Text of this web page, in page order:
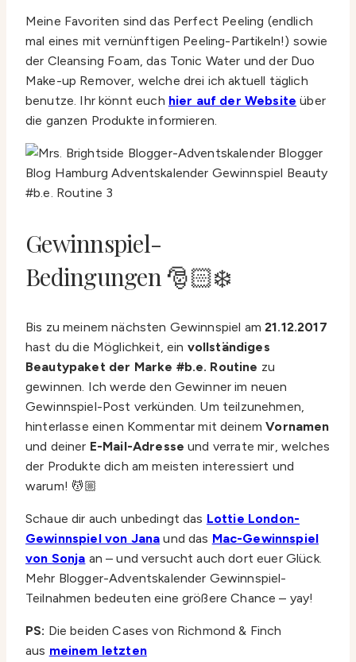
Meine Favoriten sind das Perfect Peeling (endlich
mal eines mit vernünftigen Peeling-Partikeln!) sowie
der Cleansing Foam, das Tonic Water und der Duo
Make-up Remover, welche drei ich aktuell täglich
benutze. Ihr könnt euch hier auf der Website über
die ganzen Produkte informieren.
Gewinnspiel-
Bedingungen 🎅🏻❄️
Bis zu meinem nächsten Gewinnspiel am21.12.2017
hast du die Möglichkeit, ein vollständiges
Beautypaket der Marke #b.e. Routine zu
gewinnen. Ich werde den Gewinner im neuen
Gewinnspiel-Post verkünden. Um teilzunehmen,
hinterlasse einen Kommentar mit deinem Vornamen
und deiner E-Mail-Adresse und verrate mir, welches
der Produkte dich am meisten interessiert und
warum! 💆🏼
Schaue dir auch unbedingt das Lottie London-
Gewinnspiel von Jana und das Mac-Gewinnspiel
von Sonja an – und versucht auch dort euer Glück.
Mehr Blogger-Adventskalender Gewinnspiel-
Teilnahmen bedeuten eine größere Chance – yay!
PS: Die beiden Cases von Richmond & Finch
aus meinem letzten